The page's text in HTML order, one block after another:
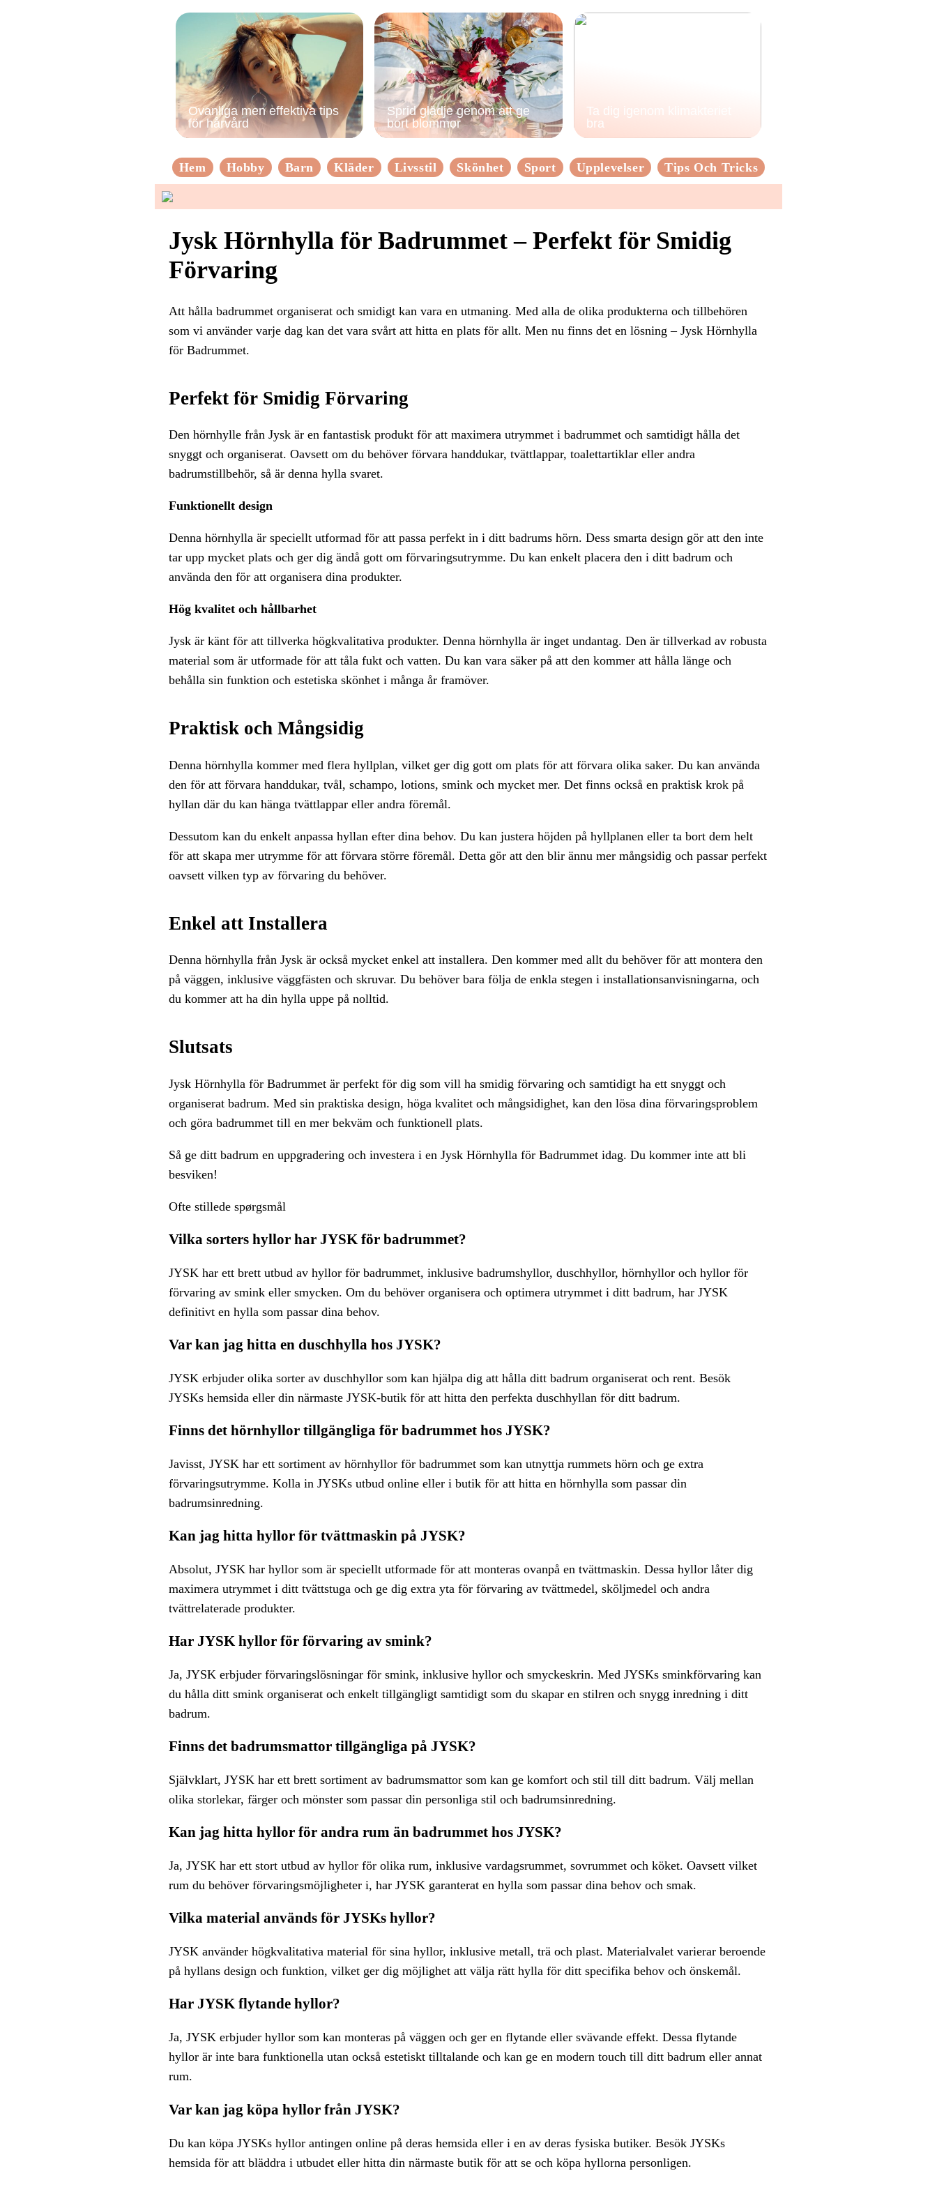
Ovanliga men effektiva tips
för hårvård
Sprid glädje genom att ge
bort blommor
Ta dig igenom klimakteriet
bra
Hem Hobby Barn Kläder Livsstil Skönhet Sport Upplevelser Tips Och Tricks
Jysk Hörnhylla för Badrummet – Perfekt för Smidig
Förvaring
Att hålla badrummet organiserat och smidigt kan vara en utmaning. Med alla de olika produkterna och tillbehören
som vi använder varje dag kan det vara svårt att hitta en plats för allt. Men nu finns det en lösning – Jysk Hörnhylla
för Badrummet.
Perfekt för Smidig Förvaring
Den hörnhylle från Jysk är en fantastisk produkt för att maximera utrymmet i badrummet och samtidigt hålla det
snyggt och organiserat. Oavsett om du behöver förvara handdukar, tvättlappar, toalettartiklar eller andra
badrumstillbehör, så är denna hylla svaret.
Funktionellt design
Denna hörnhylla är speciellt utformad för att passa perfekt in i ditt badrums hörn. Dess smarta design gör att den inte
tar upp mycket plats och ger dig ändå gott om förvaringsutrymme. Du kan enkelt placera den i ditt badrum och
använda den för att organisera dina produkter.
Hög kvalitet och hållbarhet
Jysk är känt för att tillverka högkvalitativa produkter. Denna hörnhylla är inget undantag. Den är tillverkad av robusta
material som är utformade för att tåla fukt och vatten. Du kan vara säker på att den kommer att hålla länge och
behålla sin funktion och estetiska skönhet i många år framöver.
Praktisk och Mångsidig
Denna hörnhylla kommer med flera hyllplan, vilket ger dig gott om plats för att förvara olika saker. Du kan använda
den för att förvara handdukar, tvål, schampo, lotions, smink och mycket mer. Det finns också en praktisk krok på
hyllan där du kan hänga tvättlappar eller andra föremål.
Dessutom kan du enkelt anpassa hyllan efter dina behov. Du kan justera höjden på hyllplanen eller ta bort dem helt
för att skapa mer utrymme för att förvara större föremål. Detta gör att den blir ännu mer mångsidig och passar perfekt
oavsett vilken typ av förvaring du behöver.
Enkel att Installera
Denna hörnhylla från Jysk är också mycket enkel att installera. Den kommer med allt du behöver för att montera den
på väggen, inklusive väggfästen och skruvar. Du behöver bara följa de enkla stegen i installationsanvisningarna, och
du kommer att ha din hylla uppe på nolltid.
Slutsats
Jysk Hörnhylla för Badrummet är perfekt för dig som vill ha smidig förvaring och samtidigt ha ett snyggt och
organiserat badrum. Med sin praktiska design, höga kvalitet och mångsidighet, kan den lösa dina förvaringsproblem
och göra badrummet till en mer bekväm och funktionell plats.
Så ge ditt badrum en uppgradering och investera i en Jysk Hörnhylla för Badrummet idag. Du kommer inte att bli
besviken!
Ofte stillede spørgsmål
Vilka sorters hyllor har JYSK för badrummet?
JYSK har ett brett utbud av hyllor för badrummet, inklusive badrumshyllor, duschhyllor, hörnhyllor och hyllor för
förvaring av smink eller smycken. Om du behöver organisera och optimera utrymmet i ditt badrum, har JYSK
definitivt en hylla som passar dina behov.
Var kan jag hitta en duschhylla hos JYSK?
JYSK erbjuder olika sorter av duschhyllor som kan hjälpa dig att hålla ditt badrum organiserat och rent. Besök
JYSKs hemsida eller din närmaste JYSK-butik för att hitta den perfekta duschhyllan för ditt badrum.
Finns det hörnhyllor tillgängliga för badrummet hos JYSK?
Javisst, JYSK har ett sortiment av hörnhyllor för badrummet som kan utnyttja rummets hörn och ge extra
förvaringsutrymme. Kolla in JYSKs utbud online eller i butik för att hitta en hörnhylla som passar din
badrumsinredning.
Kan jag hitta hyllor för tvättmaskin på JYSK?
Absolut, JYSK har hyllor som är speciellt utformade för att monteras ovanpå en tvättmaskin. Dessa hyllor låter dig
maximera utrymmet i ditt tvättstuga och ge dig extra yta för förvaring av tvättmedel, sköljmedel och andra
tvättrelaterade produkter.
Har JYSK hyllor för förvaring av smink?
Ja, JYSK erbjuder förvaringslösningar för smink, inklusive hyllor och smyckeskrin. Med JYSKs sminkförvaring kan
du hålla ditt smink organiserat och enkelt tillgängligt samtidigt som du skapar en stilren och snygg inredning i ditt
badrum.
Finns det badrumsmattor tillgängliga på JYSK?
Självklart, JYSK har ett brett sortiment av badrumsmattor som kan ge komfort och stil till ditt badrum. Välj mellan
olika storlekar, färger och mönster som passar din personliga stil och badrumsinredning.
Kan jag hitta hyllor för andra rum än badrummet hos JYSK?
Ja, JYSK har ett stort utbud av hyllor för olika rum, inklusive vardagsrummet, sovrummet och köket. Oavsett vilket
rum du behöver förvaringsmöjligheter i, har JYSK garanterat en hylla som passar dina behov och smak.
Vilka material används för JYSKs hyllor?
JYSK använder högkvalitativa material för sina hyllor, inklusive metall, trä och plast. Materialvalet varierar beroende
på hyllans design och funktion, vilket ger dig möjlighet att välja rätt hylla för ditt specifika behov och önskemål.
Har JYSK flytande hyllor?
Ja, JYSK erbjuder hyllor som kan monteras på väggen och ger en flytande eller svävande effekt. Dessa flytande
hyllor är inte bara funktionella utan också estetiskt tilltalande och kan ge en modern touch till ditt badrum eller annat
rum.
Var kan jag köpa hyllor från JYSK?
Du kan köpa JYSKs hyllor antingen online på deras hemsida eller i en av deras fysiska butiker. Besök JYSKs
hemsida för att bläddra i utbudet eller hitta din närmaste butik för att se och köpa hyllorna personligen.